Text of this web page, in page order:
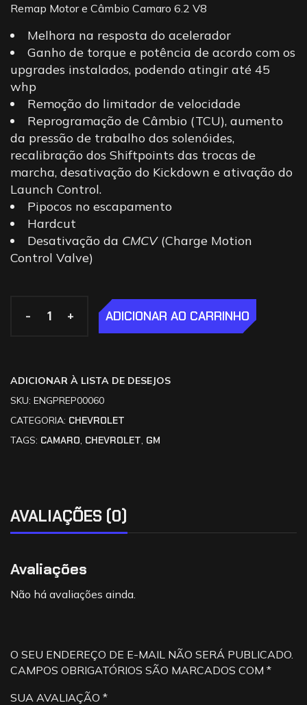
Remap Motor e Câmbio Camaro 6.2 V8
Melhora na resposta do acelerador
Ganho de torque e potência de acordo com os
upgrades instalados, podendo atingir até 45
whp
Remoção do limitador de velocidade
Reprogramação de Câmbio (TCU), aumento
da pressão de trabalho dos solenóides,
recalibração dos Shiftpoints das trocas de
marcha, desativação do Kickdown e ativação do
Launch Control.
Pipocos no escapamento
Hardcut
Desativação da CMCV(Charge Motion
Control Valve)
- +
- + ADICIONAR AO CARRINHO
ADICIONAR À LISTA DE DESEJOS
SKU: ENGPREP00060
CATEGORIA: CHEVROLET
TAGS: CAMARO, CHEVROLET, GM
AVALIAÇÕES (0)
Avaliações
Não há avaliações ainda.
O SEU ENDEREÇO DE E-MAIL NÃO SERÁ PUBLICADO.
CAMPOS OBRIGATÓRIOS SÃO MARCADOS COM *
SUA AVALIAÇÃO *